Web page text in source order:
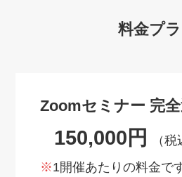
料金プ
Zoomセミナー 完
150,000円
（
※1開催あたりの料金で